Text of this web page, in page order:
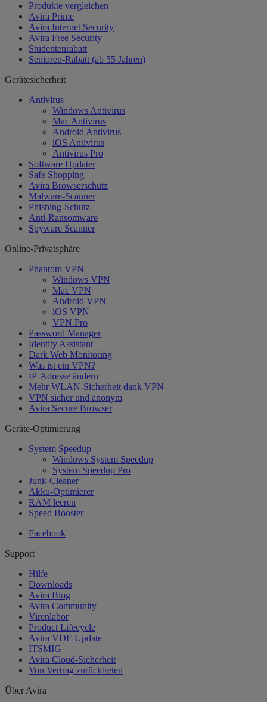
Produkte vergleichen
Avira Prime
Avira Internet Security
Avira Free Security
Studentenrabatt
Senioren-Rabatt (ab 55 Jahren)
Gerätesicherheit
Antivirus
Windows Antivirus
Mac Antivirus
Android Antivirus
iOS Antivirus
Antivirus Pro
Software Updater
Safe Shopping
Avira Browserschutz
Malware-Scanner
Phishing-Schutz
Anti-Ransomware
Spyware Scanner
Online-Privatsphäre
Phantom VPN
Windows VPN
Mac VPN
Android VPN
iOS VPN
VPN Pro
Password Manager
Identity Assistant
Dark Web Monitoring
Was ist ein VPN?
IP-Adresse ändern
Mehr WLAN-Sicherheit dank VPN
VPN sicher und anonym
Avira Secure Browser
Geräte-Optimierung
System Speedup
Windows System Speedup
System Speedup Pro
Junk-Cleaner
Akku-Optimierer
RAM leeren
Speed Booster
Facebook
Support
Hilfe
Downloads
Avira Blog
Avira Community
Virenlabor
Product Lifecycle
Avira VDF-Update
ITSMIG
Avira Cloud-Sicherheit
Von Vertrag zurücktreten
Über Avira